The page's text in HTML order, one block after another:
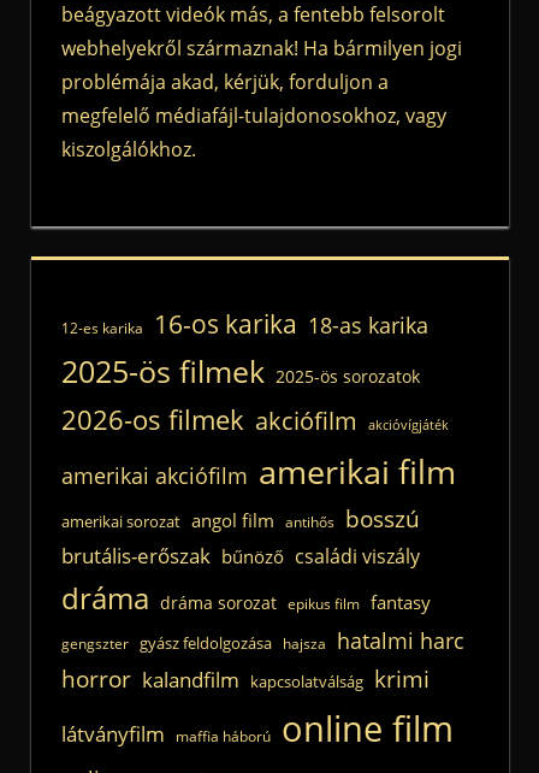
beágyazott videók más, a fentebb felsorolt
webhelyekről származnak! Ha bármilyen jogi
problémája akad, kérjük, forduljon a
megfelelő médiafájl-tulajdonosokhoz, vagy
kiszolgálókhoz.
12-es karika 16-os karika 18-as karika
2025-ös filmek 2025-ös sorozatok
2026-os filmek akciófilm akcióvígjáték
amerikai akciófilm amerikai film
amerikai sorozat angol film antihős bosszú
brutális-erőszak bűnöző családi viszály
dráma dráma sorozat epikus film fantasy
gengszter gyász feldolgozása hajsza hatalmi harc
horror kalandfilm kapcsolatválság krimi
látványfilm maffia háború online film